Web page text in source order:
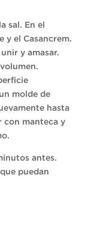
sal. En el
y el Casancrem.
y amasar.
molde de
hasta
con manteca y
antes.
puedan